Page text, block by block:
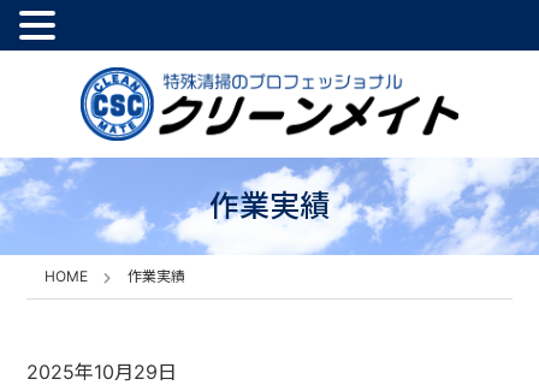
作業実績
HOME 作業実績
2025年10月29日